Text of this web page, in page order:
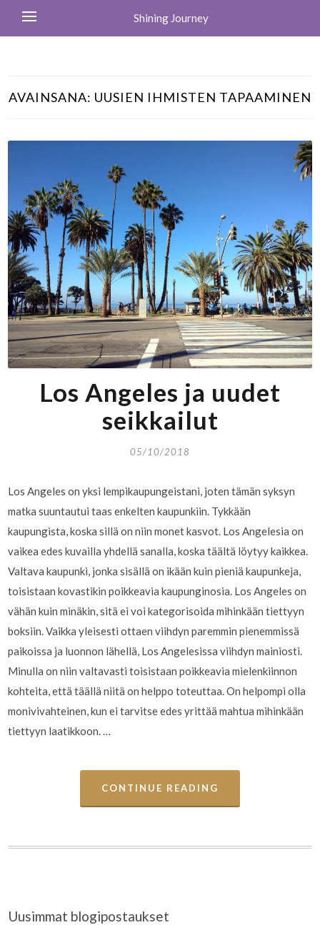
Shining Journey
AVAINSANA: UUSIEN IHMISTEN TAPAAMINEN
Los Angeles ja uudet
seikkailut
05/10/2018
Los Angeles on yksi lempikaupungeistani, joten tämän syksyn
matka suuntautui taas enkelten kaupunkiin. Tykkään
kaupungista, koska sillä on niin monet kasvot. Los Angelesia on
vaikea edes kuvailla yhdellä sanalla, koska täältä löytyy kaikkea.
Valtava kaupunki, jonka sisällä on ikään kuin pieniä kaupunkeja,
toisistaan kovastikin poikkeavia kaupunginosia. Los Angeles on
vähän kuin minäkin, sitä ei voi kategorisoida mihinkään tiettyyn
boksiin. Vaikka yleisesti ottaen viihdyn paremmin pienemmissä
paikoissa ja luonnon lähellä, Los Angelesissa viihdyn mainiosti.
Minulla on niin valtavasti toisistaan poikkeavia mielenkiinnon
kohteita, että täällä niitä on helppo toteuttaa. On helpompi olla
monivivahteinen, kun ei tarvitse edes yrittää mahtua mihinkään
tiettyyn laatikkoon. …
CONTINUE READING
Uusimmat blogipostaukset